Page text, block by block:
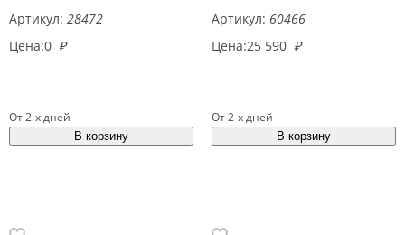
Артикул: 28472
Цена:0 ₽
От 2-х дней
Артикул: 60466
Цена:25 590 ₽
От 2-х дней